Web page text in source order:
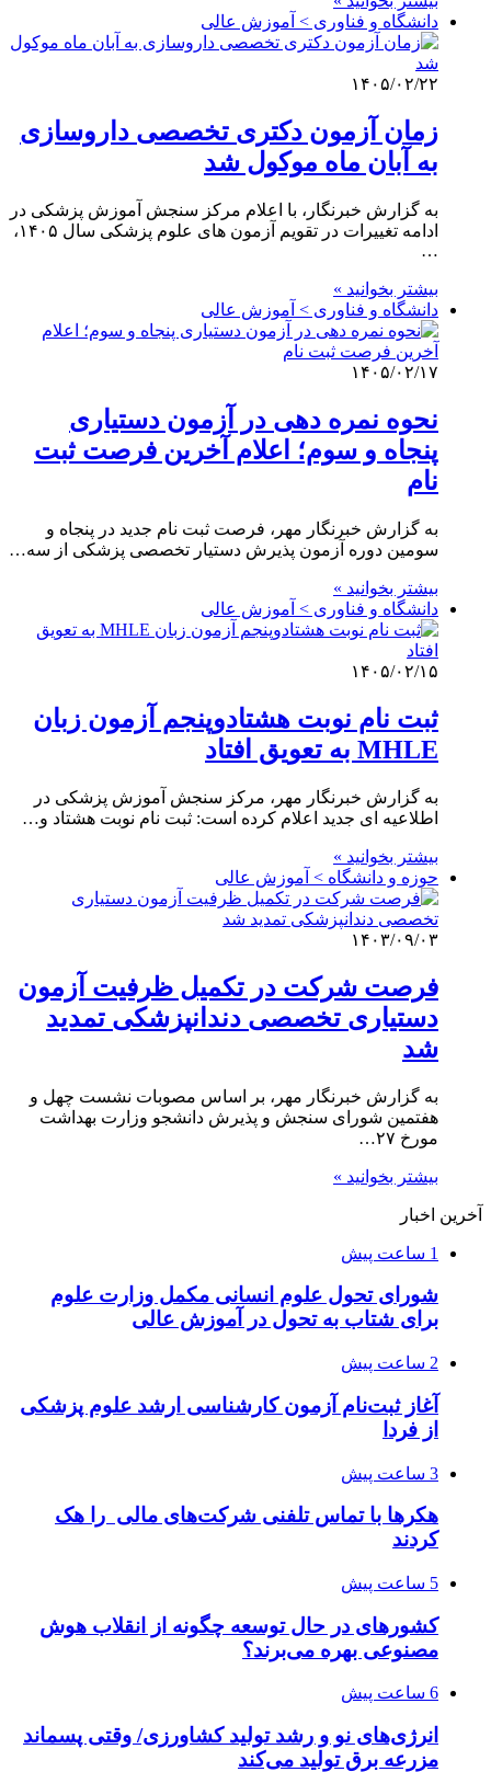
دانشگاه و فناوری > آموزش عالی
۱۴۰۵/۰۲/۲۲
زمان آزمون دکتری تخصصی داروسازی
به آبان ماه موکول شد
به گزارش خبرنگار، با اعلام مرکز سنجش آموزش پزشکی در
ادامه تغییرات در تقویم آزمون های علوم پزشکی سال ۱۴۰۵،
…
بیشتر بخوانید »
دانشگاه و فناوری > آموزش عالی
۱۴۰۵/۰۲/۱۷
نحوه نمره دهی در آزمون دستیاری
پنجاه و سوم؛ اعلام آخرین فرصت ثبت
نام
به گزارش خبرنگار مهر، فرصت ثبت نام جدید در پنجاه و
سومین دوره آزمون پذیرش دستیار تخصصی پزشکی از سه…
بیشتر بخوانید »
دانشگاه و فناوری > آموزش عالی
۱۴۰۵/۰۲/۱۵
ثبت نام نوبت هشتادوپنجم آزمون زبان
MHLE به تعویق افتاد
به گزارش خبرنگار مهر، مرکز سنجش آموزش پزشکی در
اطلاعیه ای جدید اعلام کرده است: ثبت نام نوبت هشتاد و…
بیشتر بخوانید »
حوزه و دانشگاه > آموزش عالی
۱۴۰۳/۰۹/۰۳
فرصت شرکت در تکمیل ظرفیت آزمون
دستیاری تخصصی دندانپزشکی تمدید
شد
به گزارش خبرنگار مهر، بر اساس مصوبات نشست چهل و
هفتمین شورای سنجش و پذیرش دانشجو وزارت بهداشت
مورخ ۲۷…
بیشتر بخوانید »
آخرین اخبار
1 ساعت پیش
شورای تحول علوم انسانی مکمل وزارت علوم
برای شتاب به تحول در آموزش عالی
2 ساعت پیش
آغاز ثبت‌نام‌ آزمون کارشناسی ارشد علوم پزشکی
از فردا
3 ساعت پیش
هکرها با تماس تلفنی شرکت‌های مالی را هک
کردند
5 ساعت پیش
کشورهای در حال توسعه چگونه از انقلاب هوش
مصنوعی بهره می‌برند؟
6 ساعت پیش
انرژی‌های نو و رشد تولید کشاورزی/ وقتی پسماند
مزرعه‌ برق تولید می‌کند